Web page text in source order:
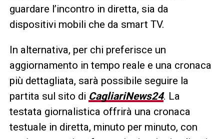
guardare l’incontro in diretta, sia da
dispositivi mobili che da smart TV.
In alternativa, per chi preferisce un
aggiornamento in tempo reale e una cronaca
più dettagliata, sarà possibile seguire la
partita sul sito di CagliariNews24. La
testata giornalistica offrirà una cronaca
testuale in diretta, minuto per minuto, con